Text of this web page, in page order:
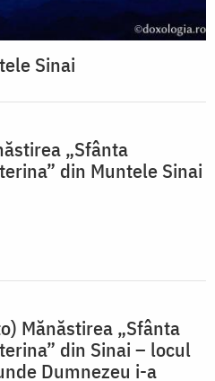
Sinai
„Sfânta
din Muntele Sinai
Mănăstirea „Sfânta
din Sinai – locul
Dumnezeu i-a